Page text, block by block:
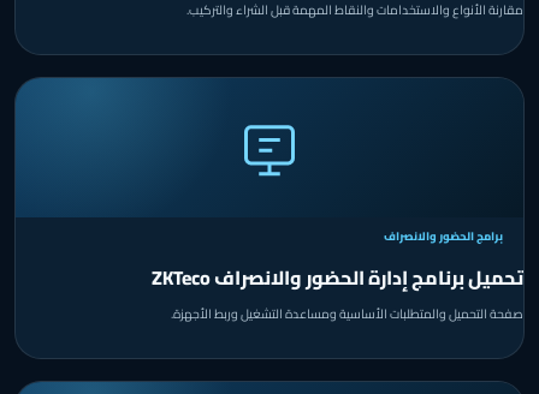
مقارنة الأنواع والاستخدامات والنقاط المهمة قبل الشراء والتركيب.
برامج الحضور والانصراف
تحميل برنامج إدارة الحضور والانصراف ZKTeco
صفحة التحميل والمتطلبات الأساسية ومساعدة التشغيل وربط الأجهزة.